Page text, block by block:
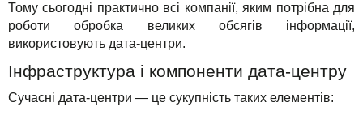
Інтерв'ю
Події
Тому сьогодні практично всі компанії, яким потрібна для
роботи обробка великих обсягів інформації,
використовують дата-центри.
Інфраструктура і компоненти дата-центру
Сучасні дата-центри — це сукупність таких елементів: